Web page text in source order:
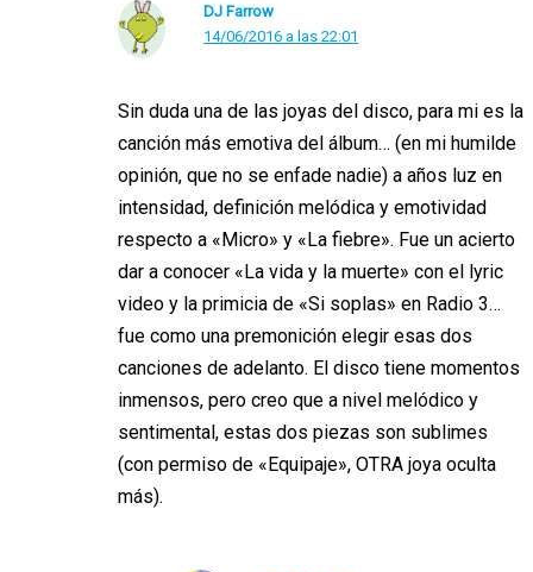
DJ Farrow
14/06/2016 a las 22:01
Sin duda una de las joyas del disco, para mi es la
canción más emotiva del álbum… (en mi humilde
opinión, que no se enfade nadie) a años luz en
intensidad, definición melódica y emotividad
respecto a «Micro» y «La fiebre». Fue un acierto
dar a conocer «La vida y la muerte» con el lyric
video y la primicia de «Si soplas» en Radio 3…
fue como una premonición elegir esas dos
canciones de adelanto. El disco tiene momentos
inmensos, pero creo que a nivel melódico y
sentimental, estas dos piezas son sublimes
(con permiso de «Equipaje», OTRA joya oculta
más).